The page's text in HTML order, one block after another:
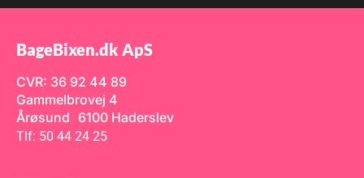
BageBixen.dk ApS
CVR: 36 92 44 89
Gammelbrovej 4
Årøsund 6100 Haderslev
Tlf: 50 44 24 25